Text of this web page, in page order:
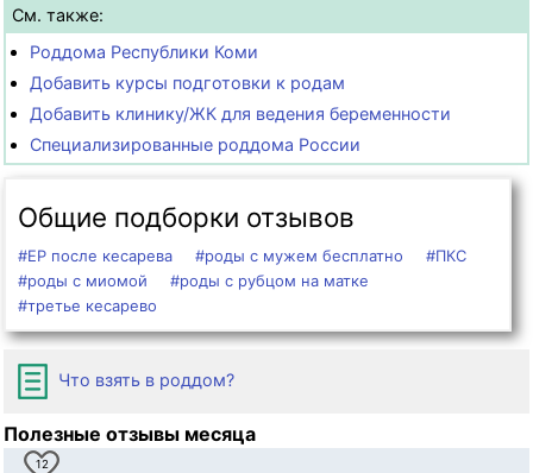
См. также:
Роддома Республики Коми
Добавить курсы подготовки к родам
Добавить клинику/ЖК для ведения беременности
Специализированные роддома России
Общие подборки отзывов
#ЕР после кесарева #роды с мужем бесплатно
#ПКС
#роды с миомой
#роды с рубцом на матке
#третье кесарево
Что взять в роддом?
Полезные отзывы месяца
12